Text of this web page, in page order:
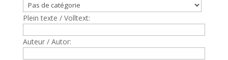
Plein texte / Volltext:
Auteur / Autor: